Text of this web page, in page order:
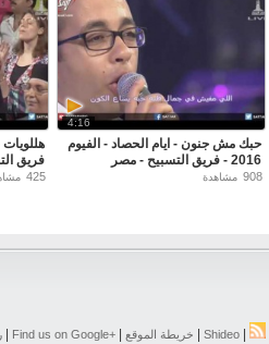
4:16
حبك مش جنون - ايام الحصاد - الفيوم
2016 - فريق التسبيح - مصر
908 مشاهدة
فريق
425
Shideo خريطة الموقع Find us on ‪Google+‬‏